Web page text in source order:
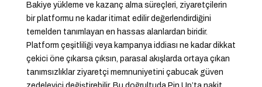
Bakiye yükleme ve kazanç alma süreçleri, ziyaretçilerin
bir platformu ne kadar itimat edilir değerlendirdiğini
temelden tanımlayan en hassas alanlardan biridir.
Platform çeşitliliği veya kampanya iddiası ne kadar dikkat
çekici öne çıkarsa çıksın, parasal akışlarda ortaya çıkan
tanımsızlıklar ziyaretçi memnuniyetini çabucak güven